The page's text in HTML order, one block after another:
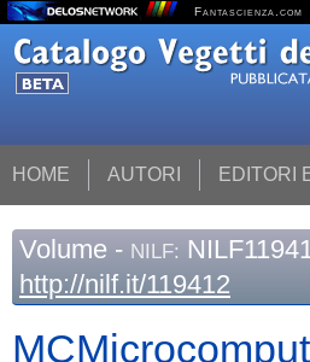
Fantascienza.com
HOME AUTORI EDITORI
Volume - NILF:
http://nilf.it/119412